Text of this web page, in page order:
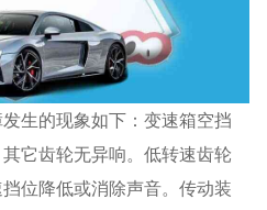
生的现象如下：变速箱空挡
它齿轮无异响。低转速齿轮
位降低或消除声音。传动装